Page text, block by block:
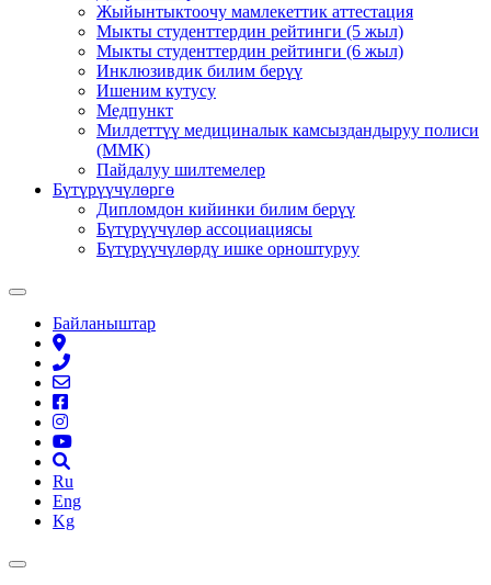
Жыйынтыктоочу мамлекеттик аттестация
Мыкты студенттердин рейтинги (5 жыл)
Мыкты студенттердин рейтинги (6 жыл)
Инклюзивдик билим берүү
Ишеним кутусу
Медпункт
Милдеттүү медициналык камсыздандыруу полиси
(ММК)
Пайдалуу шилтемелер
Бүтүрүүчүлөргө
Дипломдон кийинки билим берүү
Бүтүрүүчүлөр ассоциациясы
Бүтүрүүчүлөрдү ишке орноштуруу
Байланыштар
Ru
Eng
Kg